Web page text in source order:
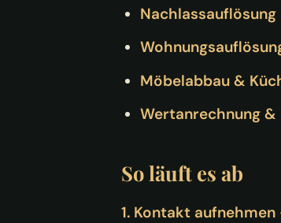
Nachlassauflösung
Möbelabbau &
Wertanrechnung &
So läuft es ab
1. Kontakt aufnehmen